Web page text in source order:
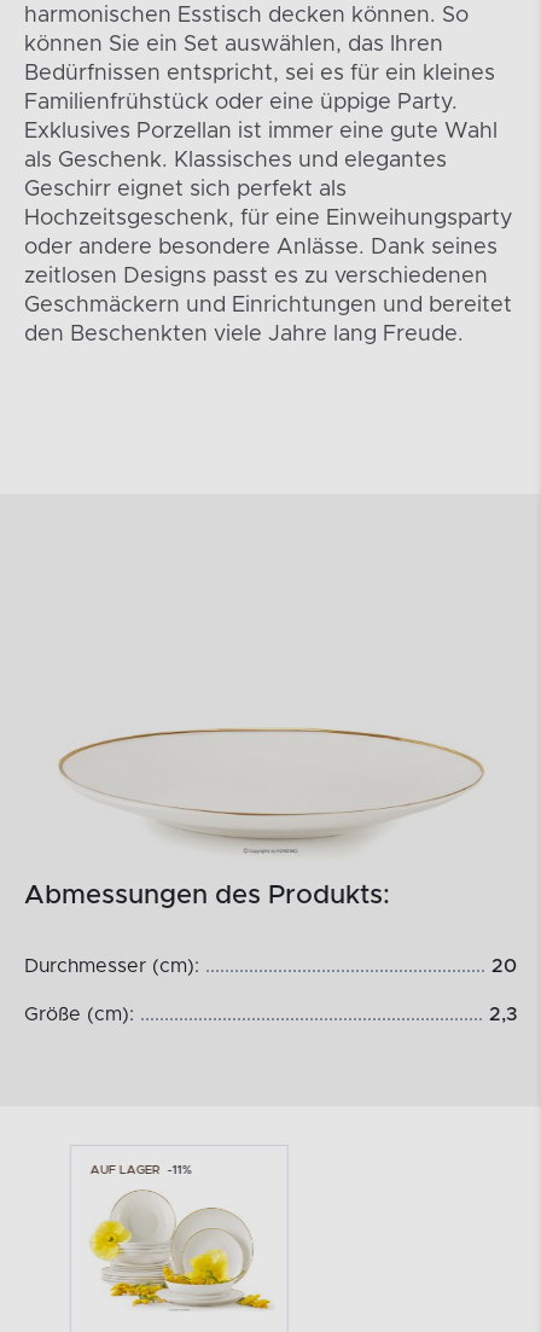
harmonischen Esstisch decken können. So
können Sie ein Set auswählen, das Ihren
Bedürfnissen entspricht, sei es für ein kleines
Familienfrühstück oder eine üppige Party.
Exklusives Porzellan ist immer eine gute Wahl
als Geschenk. Klassisches und elegantes
Geschirr eignet sich perfekt als
Hochzeitsgeschenk, für eine Einweihungsparty
oder andere besondere Anlässe. Dank seines
zeitlosen Designs passt es zu verschiedenen
Geschmäckern und Einrichtungen und bereitet
den Beschenkten viele Jahre lang Freude.
Abmessungen des Produkts:
Durchmesser (cm): 20
Größe (cm): 2,3
AUF LAGER -11%